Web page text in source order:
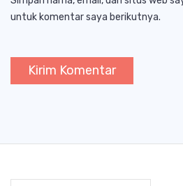
untuk komentar saya berikutnya.